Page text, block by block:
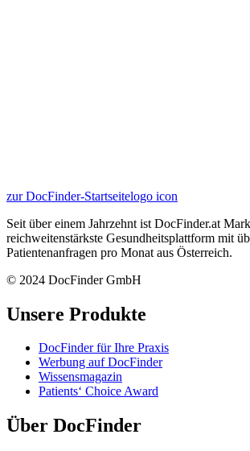
zur DocFinder-Startseitelogo icon
Seit über einem Jahrzehnt ist DocFinder.at
reichweitenstärkste Gesundheitsplattform mit
Patientenanfragen pro Monat aus Österreich.
© 2024 DocFinder GmbH
Unsere Produkte
DocFinder für Ihre Praxis
Werbung auf DocFinder
Wissensmagazin
Patients‘ Choice Award
Über DocFinder